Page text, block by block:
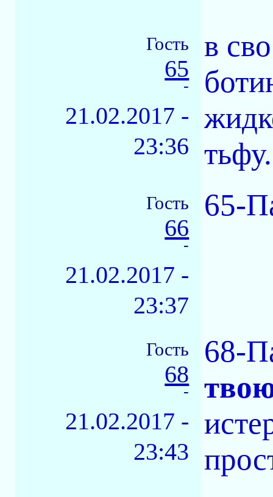
Гость
65
-
21.02.2017 -
23:36
в
тьфу.
Гость
66
-
21.02.2017 -
23:37
65-
Гость
68
-
21.02.2017 -
23:43
68-